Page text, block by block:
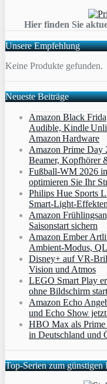
Hier finden Sie
Unsere Empfehlung
Keine Produkte gefunden.
Neueste Beiträge
Amazon Black
Audible, Kindle
Amazon Hardware
Amazon Prime Day
Beamer, Kopfhörer
Fußball-WM 2026
optimieren Sie Ihr
Philips Hue Sports
Amazon
Saisonstart sichern
Amazon Ember
Ambient‑Modus,
Disney+ auf VR-
Vision und Atmos
LEGO Smart Play
ohne Bildschirm
Amazon Echo
und Echo Show
HBO Max als Prime
in Deutschland und
Top-Serien zum günstigen